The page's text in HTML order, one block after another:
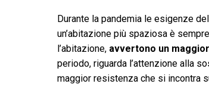
Durante la pandemia le esigenze
un’abitazione più spaziosa è
l’abitazione, avvertono un
periodo, riguarda l’attenzione alla
maggior resistenza che si incontra